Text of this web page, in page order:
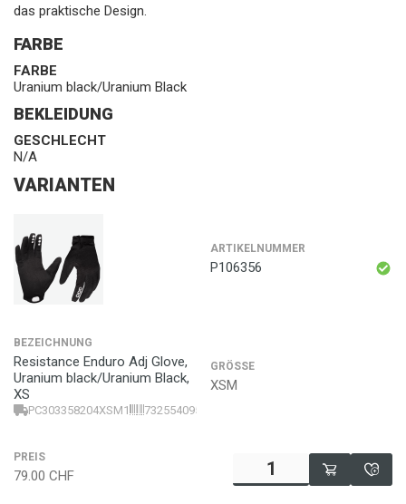
das praktische Design.
FARBE
FARBE
Uranium black/Uranium Black
BEKLEIDUNG
GESCHLECHT
N/A
VARIANTEN
ARTIKELNUMMER
P106356
BEZEICHNUNG
Resistance Enduro Adj Glove,
Uranium black/Uranium Black,
XS
PC303358204XSM1 7325540956970
GRÖSSE
XSM
PREIS
79.00 CHF